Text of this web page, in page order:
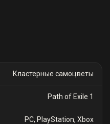
Кластерные самоцветы
Path of Exile 1
PC, PlayStation, Xbox